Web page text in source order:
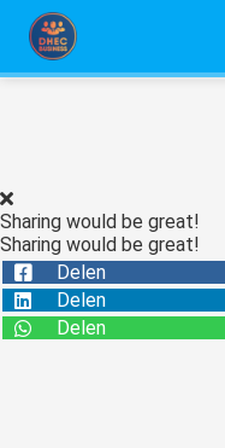
Sharing would be great!
Sharing would be great!
Delen
Delen
Delen